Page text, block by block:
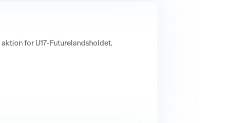
for U17-Futurelandsholdet.